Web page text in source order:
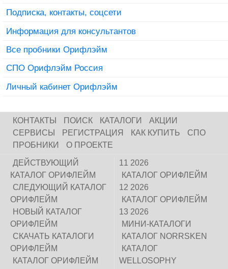
Подписка, контакты, соцсети
Информация для консультантов
Все пробники Орифлэйм
СПО Орифлэйм Россия
Личный кабинет Орифлэйм
КОНТАКТЫ ПОИСК КАТАЛОГИ
АКЦИИ
СЕРВИСЫ
РЕГИСТРАЦИЯ КАК КУПИТЬ
СПО
ПРОБНИКИ
О ПРОЕКТЕ
ДЕЙСТВУЮЩИЙ
КАТАЛОГ ОРИФЛЕЙМ
СЛЕДУЮЩИЙ КАТАЛОГ
ОРИФЛЕЙМ
НОВЫЙ КАТАЛОГ
ОРИФЛЕЙМ
СКАЧАТЬ КАТАЛОГИ
ОРИФЛЕЙМ
КАТАЛОГ ОРИФЛЕЙМ
11 2026
КАТАЛОГ ОРИФЛЕЙМ
12 2026
КАТАЛОГ ОРИФЛЕЙМ
13 2026
МИНИ-КАТАЛОГИ
КАТАЛОГ NORRSKEN
КАТАЛОГ
WELLOSOPHY